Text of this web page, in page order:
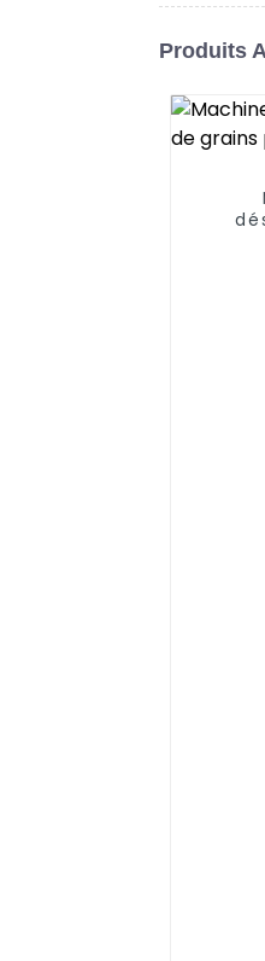
Produits